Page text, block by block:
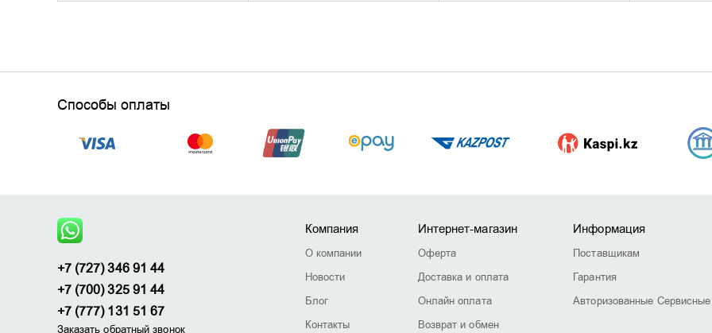
Способы оплаты
+7 (727) 346 91 44
+7 (700) 325 91 44
+7 (777) 131 51 67
Заказать обратный звонок
Компания
О компании
Новости
Блог
Контакты
Интернет-магазин
Оферта
Доставка и оплата
Онлайн оплата
Возврат и обмен
Информация
Поставщикам
Гарантия
Авторизованные